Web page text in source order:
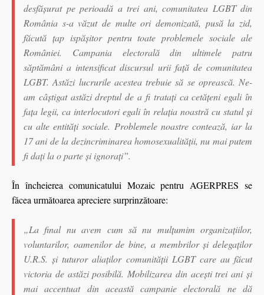
desfăşurat pe perioadă a trei ani, comunitatea LGBT din
România s-a văzut de multe ori demonizată, pusă la zid,
făcută ţap ispăşitor pentru toate problemele sociale ale
României. Campania electorală din ultimele patru
săptămâni a intensificat discursul urii faţă de comunitatea
LGBT. Astăzi lucrurile acestea trebuie să se oprească. Ne-
am câştigat astăzi dreptul de a fi trataţi ca cetăţeni egali în
faţa legii, ca interlocutori egali în relaţia noastră cu statul şi
cu alte entităţi sociale. Problemele noastre contează, iar la
17 ani de la dezincriminarea homosexualităţii, nu mai putem
fi daţi la o parte şi ignoraţi”.
În încheierea comunicatului Mozaic pentru AGERPRES se
făcea următoarea apreciere surprinzătoare:
„La final nu avem cum să nu mulţumim organizaţiilor,
voluntarilor, oamenilor de bine, a membrilor şi delegaţilor
U.R.S. şi tuturor aliaţilor comunităţii LGBT care au făcut
victoria de astăzi posibilă. Mobilizarea din aceşti trei ani şi
mai accentuat din această campanie electorală ne dă